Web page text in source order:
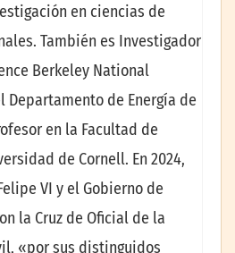
en ciencias de
También es Investigador
Berkeley National
Departamento de Energía de
en la Facultad de
de Cornell. En 2024,
VI y el Gobierno de
la Cruz de Oficial de la
«por sus distinguidos